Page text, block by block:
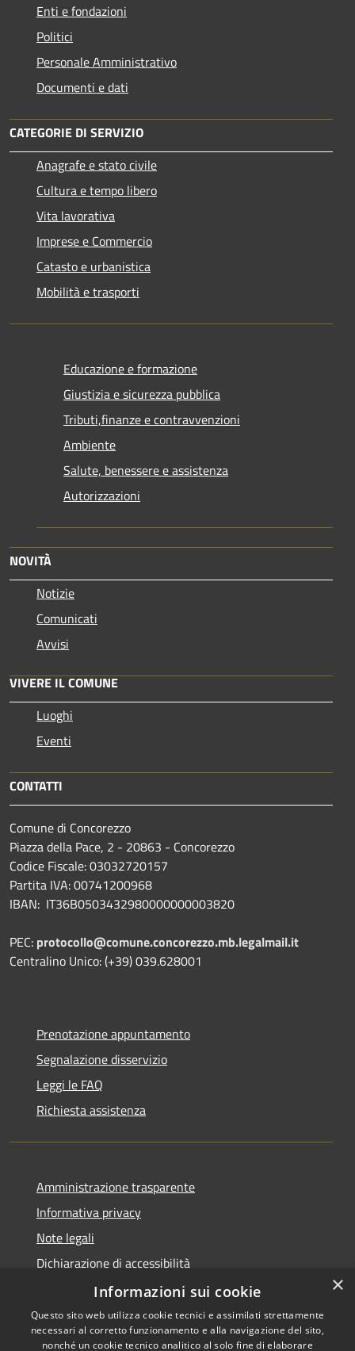
Enti e fondazioni
Politici
Personale Amministrativo
Documenti e dati
CATEGORIE DI SERVIZIO
Anagrafe e stato civile
Cultura e tempo libero
Vita lavorativa
Imprese e Commercio
Catasto e urbanistica
Mobilità e trasporti
Educazione e formazione
Giustizia e sicurezza pubblica
Tributi,finanze e contravvenzioni
Ambiente
Salute, benessere e assistenza
Autorizzazioni
NOVITÀ
Notizie
Comunicati
Avvisi
VIVERE IL COMUNE
Luoghi
Eventi
CONTATTI
Comune di Concorezzo
Piazza della Pace, 2 - 20863 - Concorezzo
Codice Fiscale: 03032720157
Partita IVA: 00741200968
IBAN: IT36B0503432980000000003820
PEC: protocollo@comune.concorezzo.mb.legalmail.it
Centralino Unico: (+39) 039.628001
Prenotazione appuntamento
Segnalazione disservizio
Leggi le FAQ
Richiesta assistenza
Amministrazione trasparente
Informativa privacy
Note legali
Dichiarazione di accessibilità
Whistleblowing
×
Informazioni sui cookie
Questo sito web utilizza cookie tecnici e assimilati strettamente
necessari al corretto funzionamento e alla navigazione del sito,
nonché un cookie tecnico analitico al solo fine di elaborare